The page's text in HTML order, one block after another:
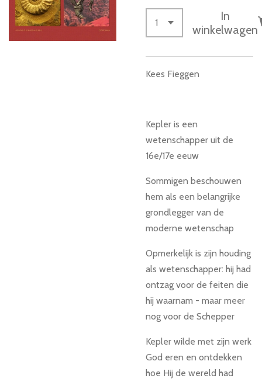
In
winkelwagen
Kees Fieggen
Kepler is een
wetenschapper uit de
16e/17e eeuw
Sommigen beschouwen
hem als een belangrijke
grondlegger van de
moderne wetenschap
Opmerkelijk is zijn houding
als wetenschapper: hij had
ontzag voor de feiten die
hij waarnam - maar meer
nog voor de Schepper
Kepler wilde met zijn werk
God eren en ontdekken
hoe Hij de wereld had